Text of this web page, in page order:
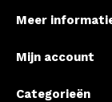
Meer
Mijn account
Categorieën